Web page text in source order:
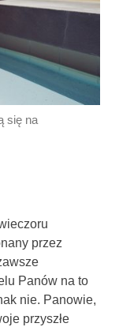
się na
przez
Panów na to
nie. Panowie,
przyszłe